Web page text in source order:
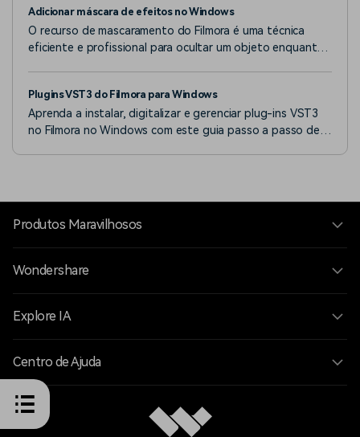
Adicionar máscara de efeitos no Windows
O recurso de mascaramento do Filmora é uma técnica
eficiente e profissional para ocultar um objeto enquanto
Plugins VST3 do Filmora para Windows
Aprenda a instalar, digitalizar e gerenciar plug-ins VST3
no Filmora no Windows com este guia passo a passo de
Produtos Maravilhosos
Wondershare
Explore IA
Centro de Ajuda